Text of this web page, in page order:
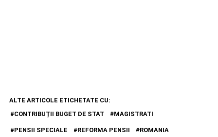
ALTE ARTICOLE ETICHETATE CU:
CONTRIBUȚII BUGET DE STAT
MAGISTRATI
PENSII SPECIALE REFORMA PENSII ROMANIA